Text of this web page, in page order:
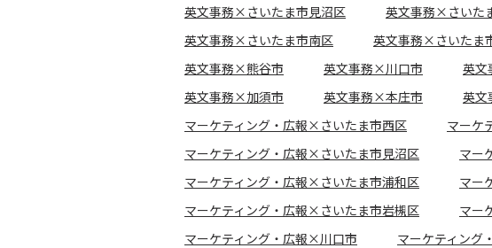
英文事務×さいたま市見沼区
英文事務×さいた
英文事務×さいたま市南区
英文事務×さいたま
英文事務×熊谷市
英文事務×川口市 英
英文事務×加須市
英文事務×本庄市 英文
マーケティング・広報×さいたま市西区
マーケ
マーケティング・広報×さいたま市見沼区
マー
マーケティング・広報×さいたま市浦和区
マー
マーケティング・広報×さいたま市岩槻区
マー
マーケティング・広報×川口市
マーケティング